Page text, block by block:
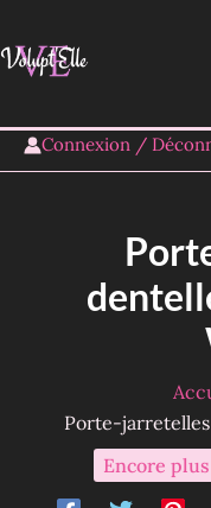
au
contenu
Connexion /
Porte-
Encore